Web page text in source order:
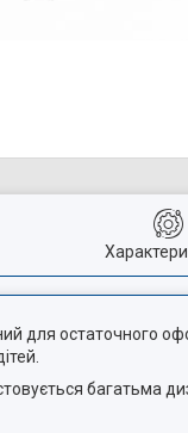
для остаточного
багатьма